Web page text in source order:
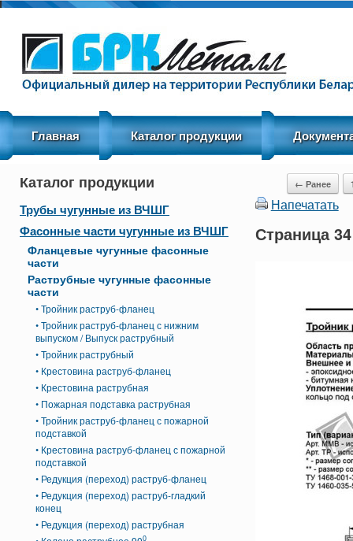
Menu
Skip to content
Главная
Каталог продукции
Post navigation
← Ранее
Напечатать
Страница 34
Каталог продукции
Трубы чугунные из ВЧШГ
Фасонные части чугунные из ВЧШГ
Фланцевые чугунные фасонные
части
Раструбные чугунные фасонные
части
• Тройник раструб-фланец
• Тройник раструб-фланец с нижним
выпуском / Выпуск раструбный
• Тройник раструбный
• Крестовина раструб-фланец
• Крестовина раструбная
• Пожарная подставка раструбная
• Тройник раструб-фланец с пожарной
подставкой
• Крестовина раструб-фланец с пожарной
подставкой
• Редукция (переход) раструб-фланец
• Редукция (переход) раструб-гладкий
конец
• Редукция (переход) раструбная
0